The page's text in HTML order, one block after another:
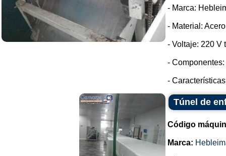
- Marca:
- Material:
- Voltaje: 220 V
-
-
Túnel de
Código
Marca: